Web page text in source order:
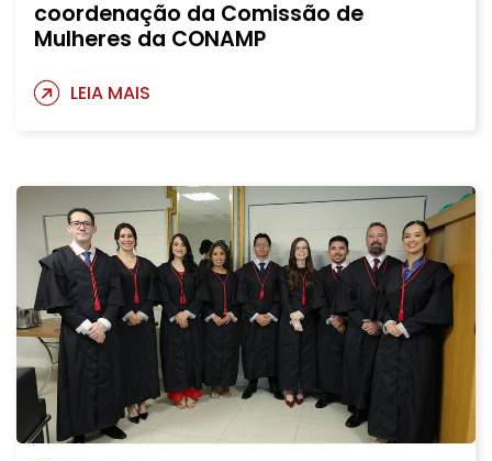
coordenação da Comissão de
Mulheres da CONAMP
LEIA MAIS